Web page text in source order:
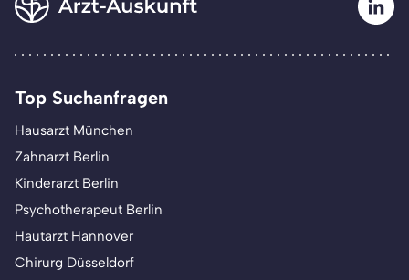
Top Suchanfragen
Hausarzt München
Zahnarzt Berlin
Kinderarzt Berlin
Psychotherapeut Berlin
Hautarzt Hannover
Chirurg Düsseldorf